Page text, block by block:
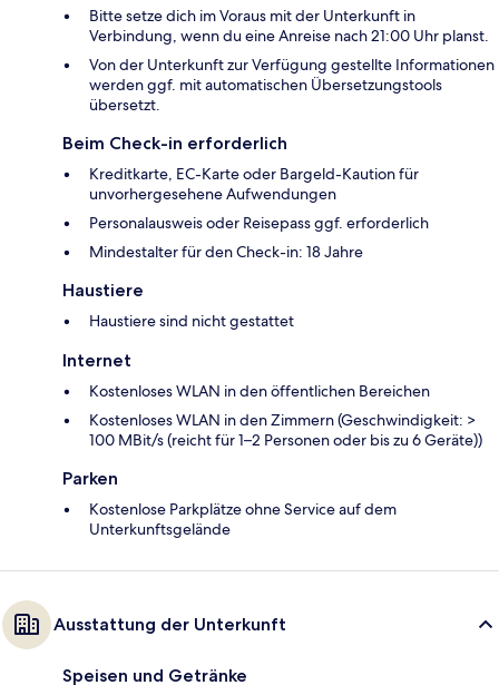
Bitte setze dich im Voraus mit der Unterkunft in
Verbindung, wenn du eine Anreise nach 21:00 Uhr planst.
Von der Unterkunft zur Verfügung gestellte Informationen
werden ggf. mit automatischen Übersetzungstools
übersetzt.
Beim Check-in erforderlich
Kreditkarte, EC-Karte oder Bargeld-Kaution für
unvorhergesehene Aufwendungen
Personalausweis oder Reisepass ggf. erforderlich
Mindestalter für den Check-in: 18 Jahre
Haustiere
Haustiere sind nicht gestattet
Internet
Kostenloses WLAN in den öffentlichen Bereichen
Kostenloses WLAN in den Zimmern (Geschwindigkeit: >
100 MBit/s (reicht für 1–2 Personen oder bis zu 6 Geräte))
Parken
Kostenlose Parkplätze ohne Service auf dem
Unterkunftsgelände
Ausstattung der Unterkunft
Speisen und Getränke